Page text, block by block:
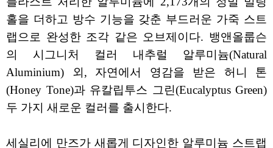
홀을 더하고 방수 기능을 갖춘 부드러운 가죽 스트
랩으로 완성한 조각 같은 오브제이다. 뱅앤올룹슨
의 시그니처 컬러 내추럴 알루미늄(Natural
Aluminium) 외, 자연에서 영감을 받은 허니 톤
(Honey Tone)과 유칼립투스 그린(Eucalyptus Green)
두 가지 새로운 컬러를 출시한다.
세실리에 만즈가 새롭게 디자인한 알루미늄 스트랩